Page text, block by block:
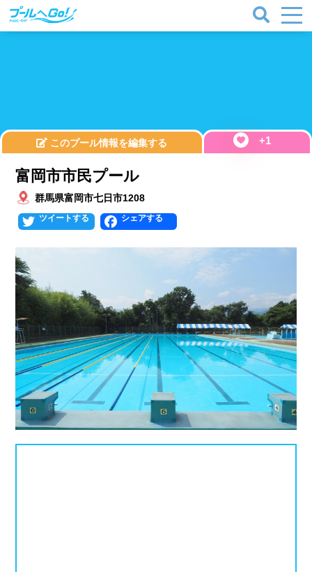
このプール情報を編集する +1
富岡市市民プール
群馬県富岡市七日市1208
Twitter
北海道、東北
北海道 青森県 岩手県
宮城県 秋田県 山形県
福島県
関東
プールタイプ
25mプール 50mプール
幼児用プール 流れるプール
温水プール 屋内プール